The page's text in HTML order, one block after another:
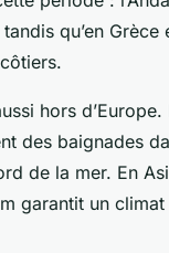
qu’en Grèce
hors
des baignades
de la mer. En
garantit un